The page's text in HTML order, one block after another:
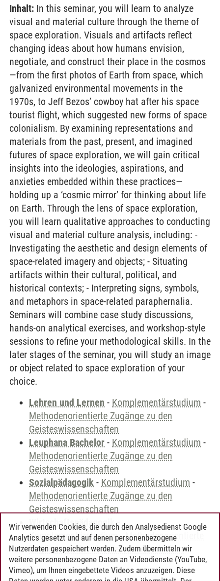
Inhalt: In this seminar, you will learn to analyze
visual and material culture through the theme of
space exploration. Visuals and artifacts reflect
changing ideas about how humans envision,
negotiate, and construct their place in the cosmos
—from the first photos of Earth from space, which
galvanized environmental movements in the
1970s, to Jeff Bezos’ cowboy hat after his space
tourist flight, which suggested new forms of space
colonialism. By examining representations and
materials from the past, present, and imagined
futures of space exploration, we will gain critical
insights into the ideologies, aspirations, and
anxieties embedded within these practices—
holding up a ‘cosmic mirror’ for thinking about life
on Earth. Through the lens of space exploration,
you will learn qualitative approaches to conducting
visual and material culture analysis, including: -
Investigating the aesthetic and design elements of
space-related imagery and objects; - Situating
artifacts within their cultural, political, and
historical contexts; - Interpreting signs, symbols,
and metaphors in space-related paraphernalia.
Seminars will combine case study discussions,
hands-on analytical exercises, and workshop-style
sessions to refine your methodological skills. In the
later stages of the seminar, you will study an image
or object related to space exploration of your
choice.
Lehren und Lernen - Komplementärstudium -
Methodenorientierte Zugänge zu den
Geisteswissenschaften
Leuphana Bachelor - Komplementärstudium -
Methodenorientierte Zugänge zu den
Geisteswissenschaften
Sozialpädagogik - Komplementärstudium -
Methodenorientierte Zugänge zu den
Geisteswissenschaften
Wirtschaftspädagogik-
Komplementärstudium-Methodenorientierte
Zugänge zu den Geisteswissenschaften
Wir verwenden Cookies, die durch den Analysedienst Google
Analytics gesetzt und auf denen personenbezogene
Nutzerdaten gespeichert werden. Zudem übermitteln wir
weitere personenbezogene Daten an Videodienste (YouTube,
Vimeo), um Ihnen eingebettete Videos anzuzeigen. Diese